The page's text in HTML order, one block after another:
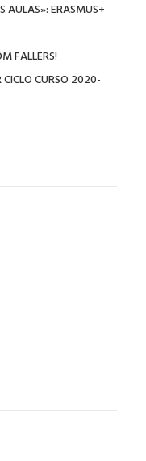
AULAS»: ERASMUS+
FALLERS!
CURSO 2020-